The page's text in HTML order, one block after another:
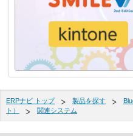
ERPナビ トップ 製品を探す
ト）
関連システム